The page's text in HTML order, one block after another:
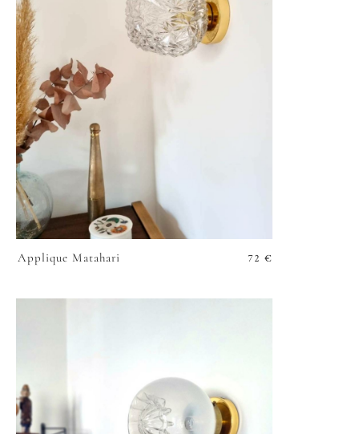
Applique Matahari 72 €